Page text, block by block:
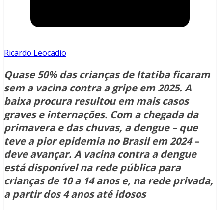
Ricardo Leocadio
Quase 50% das crianças de Itatiba ficaram
sem a vacina contra a gripe em 2025. A
baixa procura resultou em mais casos
graves e internações. Com a chegada da
primavera e das chuvas, a dengue – que
teve a pior epidemia no Brasil em 2024 –
deve avançar. A vacina contra a dengue
está disponível na rede pública para
crianças de 10 a 14 anos e, na rede privada,
a partir dos 4 anos até idosos